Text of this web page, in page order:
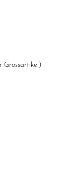
Grossartikel )